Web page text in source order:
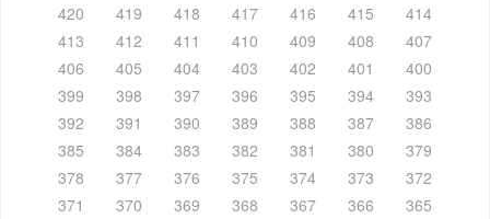
420
419 418 417 416 415
414
413
412 411 410 409 408
407
406
405 404 403 402 401
400
399
398 397 396 395 394
393
392
391 390 389 388 387
386
385
384 383 382 381 380
379
378
377 376 375 374 373
372
371
370 369 368 367 366
365